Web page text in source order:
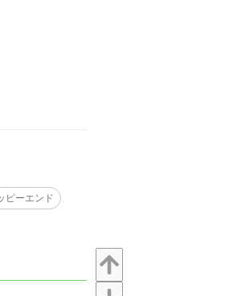
ピーエンド